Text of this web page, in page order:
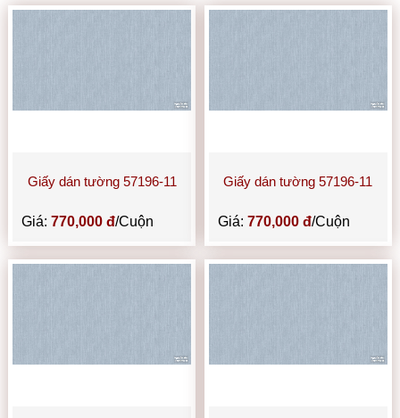
Giấy dán tường 57196-11
Giá:770,000 đ/Cuộn
Giấy dán tường 57196-11
Giá: 770,000 đ/Cuộn